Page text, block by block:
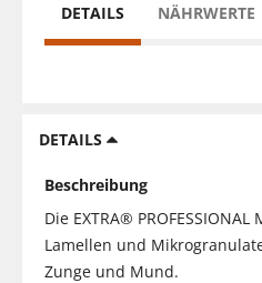
DETAILS NÄHRWERTE
DETAILS
Beschreibung
Die EXTRA®
Lamellen und
Zunge und Mund.